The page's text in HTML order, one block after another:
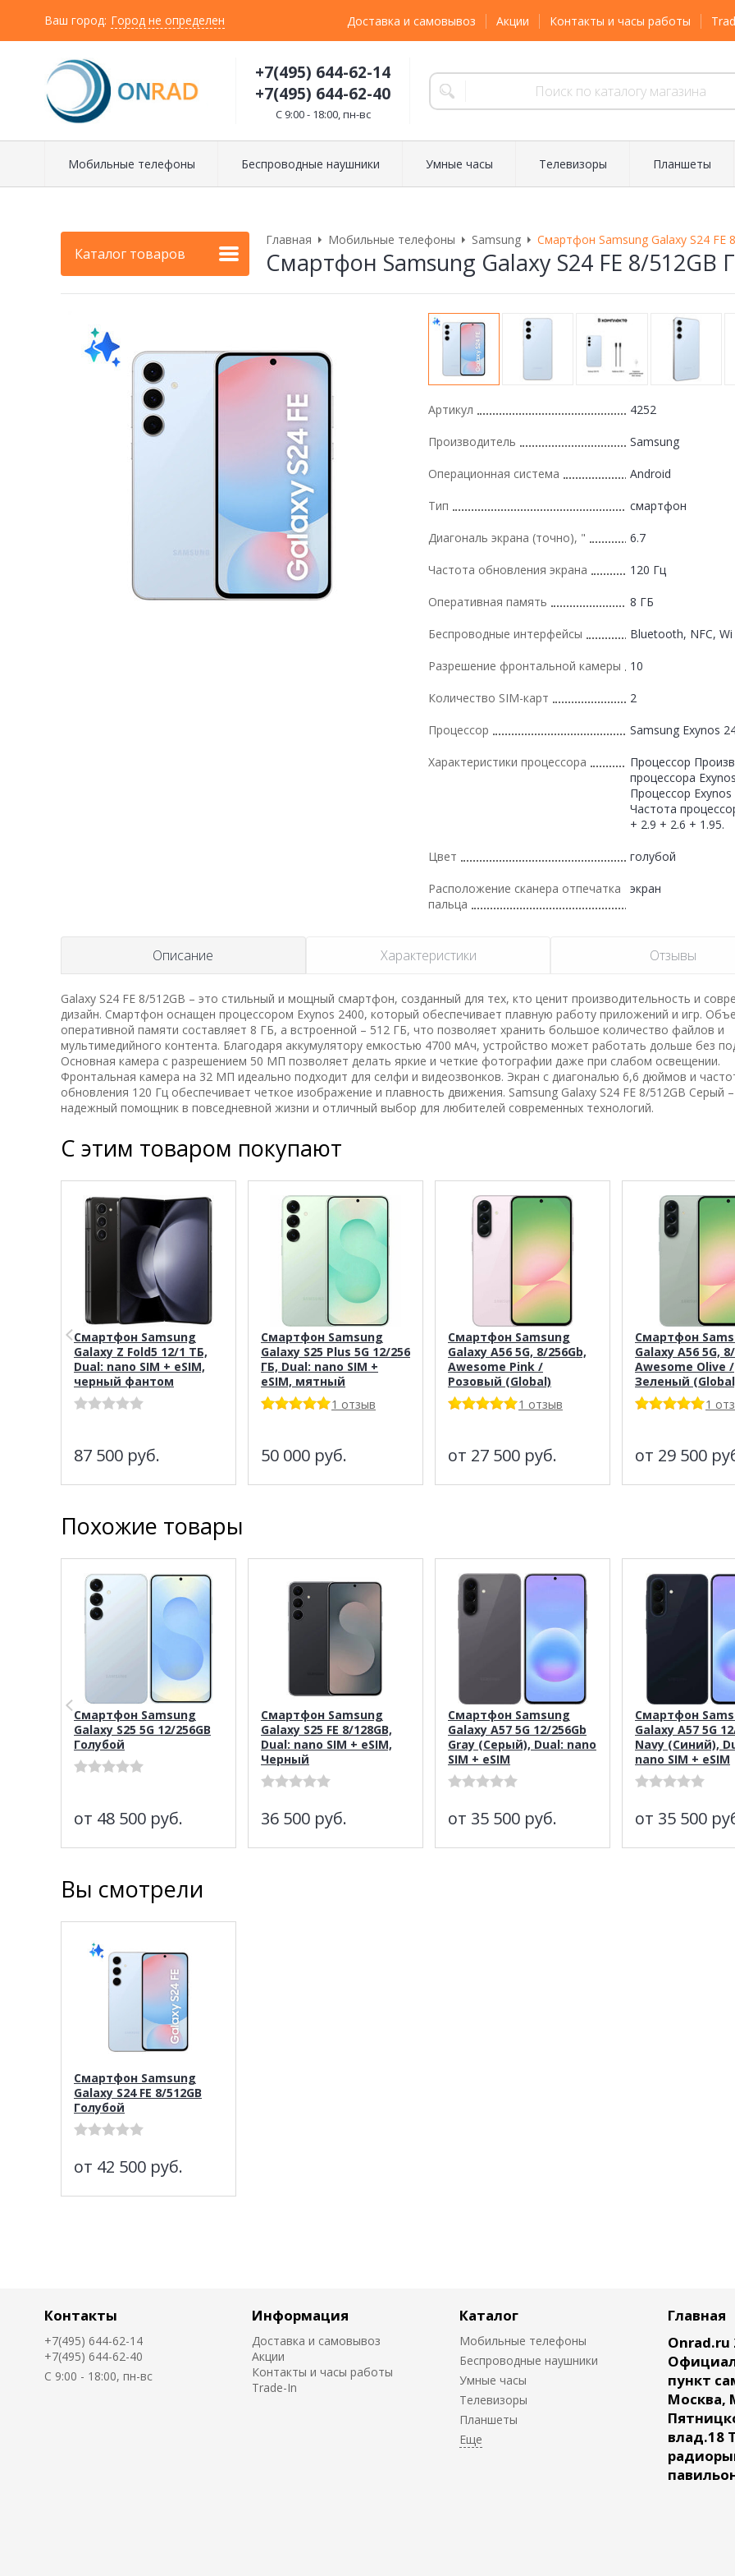
Ваш город: Город не определен Доставка и самовывоз Акции Контакты и часы работы
+7(495) 644-62-14
+7(495) 644-62-40
C 9:00 - 18:00, пн-вс
Мобильные телефоны Беспроводные наушники Умные часы Телевизоры Планшеты
Каталог товаров
Главная Мобильные телефоны Samsung Смартфон Samsung Galaxy S24 FE
Смартфон Samsung Galaxy S24 FE 8/512GB
Артикул 4252
Производитель Samsung
Операционная система Android
Тип смартфон
Диагональ экрана (точно), " 6.7
Частота обновления экрана 120 Гц
Оперативная память 8 ГБ
Беспроводные интерфейсы Bluetooth, NFC, Wi
Разрешение фронтальной камеры 10
Количество SIM-карт 2
Процессор Samsung Exynos
Характеристики процессора
Процессор
процессора
Процессор Exynos
Частота
+ 2.9 + 2.6 + 1.95.
Цвет голубой
Расположение сканера отпечатка
пальца
экран
Описание Характеристики Отзывы
Galaxy S24 FE 8/512GB – это стильный и мощный смартфон, созданный для тех, кто ценит производительность и
дизайн. Смартфон оснащен процессором Exynos 2400, который обеспечивает плавную работу приложений и игр.
оперативной памяти составляет 8 ГБ, а встроенной – 512 ГБ, что позволяет хранить большое количество файлов и
мультимедийного контента. Благодаря аккумулятору емкостью 4700 мАч, устройство может работать дольше без
Основная камера с разрешением 50 МП позволяет делать яркие и четкие фотографии даже при слабом освещении.
Фронтальная камера на 32 МП идеально подходит для селфи и видеозвонков. Экран с диагональю 6,6 дюймов и
обновления 120 Гц обеспечивает четкое изображение и плавность движения. Samsung Galaxy S24 FE 8/512GB Серый
надежный помощник в повседневной жизни и отличный выбор для любителей современных технологий.
С этим товаром покупают
Смартфон Samsung
Galaxy Z Fold5 12/1 ТБ,
Dual: nano SIM + eSIM,
черный фантом
87 500 руб.
Смартфон Samsung
Galaxy S25 Plus 5G 12/256
ГБ, Dual: nano SIM +
eSIM, мятный
1 отзыв
50 000 руб.
Смартфон Samsung
Galaxy A56 5G, 8/256Gb,
Awesome Pink /
Розовый (Global)
1 отзыв
от 27 500 руб.
Смартфон
Galaxy A56 5G,
Awesome Olive /
Зеленый
1
от 29 500
Похожие товары
Смартфон Samsung
Galaxy S25 5G 12/256GB
Голубой
от 48 500 руб.
Смартфон Samsung
Galaxy S25 FE 8/128GB,
Dual: nano SIM + eSIM,
Черный
36 500 руб.
Смартфон Samsung
Galaxy A57 5G 12/256Gb
Gray (Серый), Dual: nano
SIM + eSIM
от 35 500 руб.
Смартфон
Galaxy A57 5G
Navy (Синий),
nano SIM + eSIM
от 35 500
Вы смотрели
Смартфон Samsung
Galaxy S24 FE 8/512GB
Голубой
от 42 500 руб.
Контакты
+7(495) 644-62-14
+7(495) 644-62-40
C 9:00 - 18:00, пн-вс
Информация
Доставка и самовывоз
Акции
Контакты и часы работы
Trade-In
Каталог
Мобильные телефоны
Беспроводные наушники
Умные часы
Телевизоры
Планшеты
Главная
Onrad.ru
пункт
Москва,
влад.18